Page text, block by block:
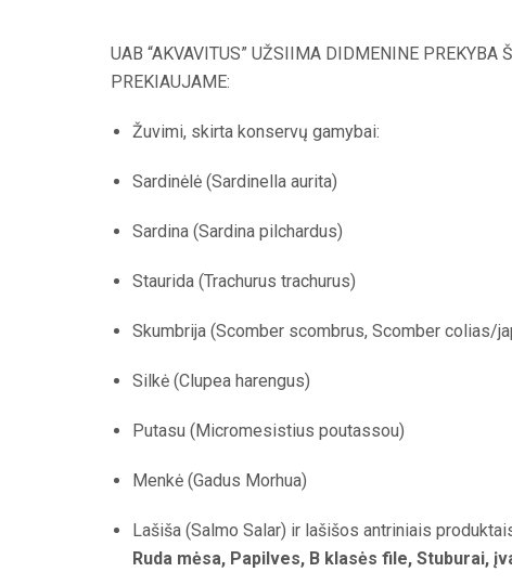
UAB “AKVAVITUS” UŽSIIMA DIDMENINE PREKYBA
PREKIAUJAME:
Žuvimi, skirta konservų gamybai:
Sardinėlė (Sardinella aurita)
Sardina (Sardina pilchardus)
Staurida (Trachurus trachurus)
Skumbrija (Scomber scombrus, Scomber colias/
Silkė (Clupea harengus)
Putasu (Micromesistius poutassou)
Menkė (Gadus Morhua)
Lašiša (Salmo Salar) ir lašišos antriniais
Ruda mėsa, Papilves, B klasės file, Stuburai,